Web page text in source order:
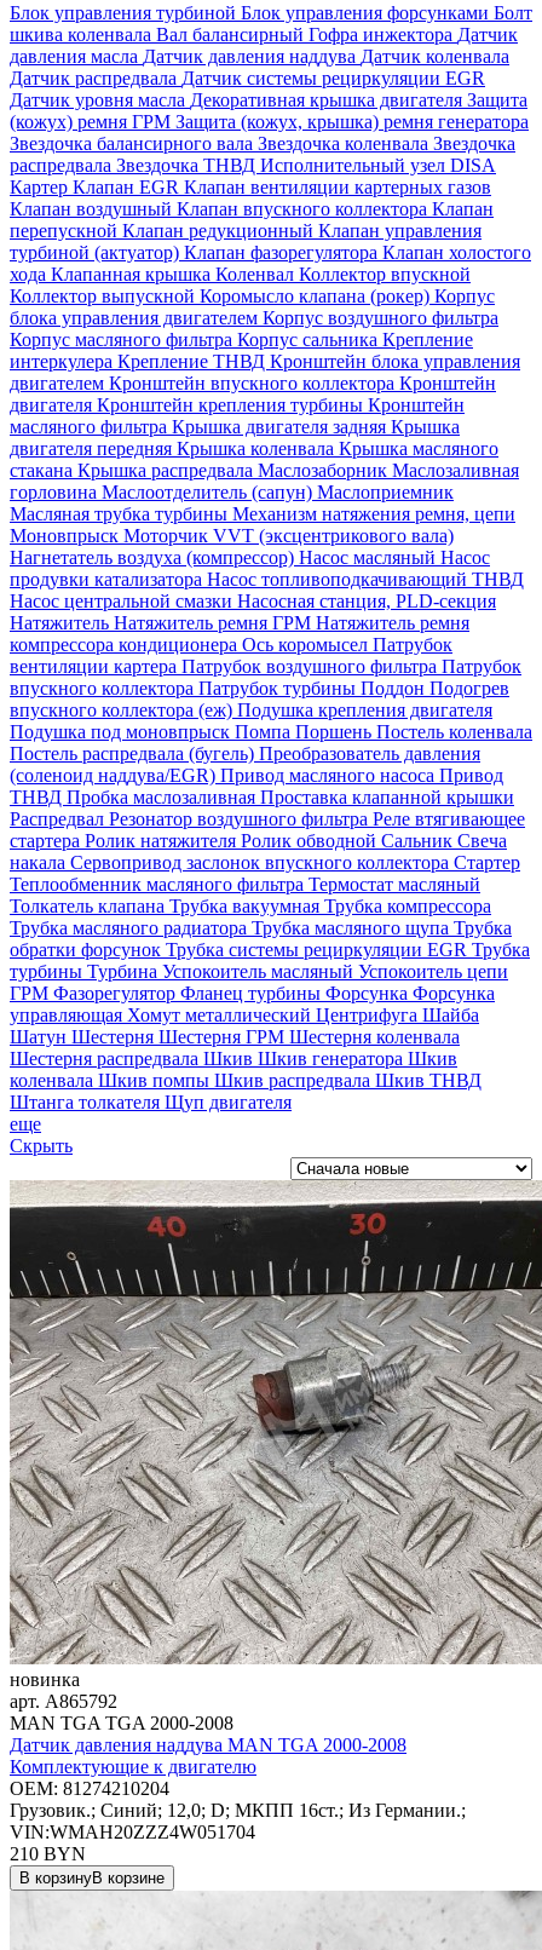
Блок управления турбиной Блок управления форсунками Болт
шкива коленвала Вал балансирный Гофра инжектора Датчик
давления масла Датчик давления наддува Датчик коленвала
Датчик распредвала Датчик системы рециркуляции EGR
Датчик уровня масла Декоративная крышка двигателя Защита
(кожух) ремня ГРМ Защита (кожух, крышка) ремня генератора
Звездочка балансирного вала Звездочка коленвала Звездочка
распредвала Звездочка ТНВД Исполнительный узел DISA
Картер Клапан EGR Клапан вентиляции картерных газов
Клапан воздушный Клапан впускного коллектора Клапан
перепускной Клапан редукционный Клапан управления
турбиной (актуатор) Клапан фазорегулятора Клапан холостого
хода Клапанная крышка Коленвал Коллектор впускной
Коллектор выпускной Коромысло клапана (рокер) Корпус
блока управления двигателем Корпус воздушного фильтра
Корпус масляного фильтра Корпус сальника Крепление
интеркулера Крепление ТНВД Кронштейн блока управления
двигателем Кронштейн впускного коллектора Кронштейн
двигателя Кронштейн крепления турбины Кронштейн
масляного фильтра Крышка двигателя задняя Крышка
двигателя передняя Крышка коленвала Крышка масляного
стакана Крышка распредвала Маслозаборник Маслозаливная
горловина Маслоотделитель (сапун) Маслоприемник
Масляная трубка турбины Механизм натяжения ремня, цепи
Моновпрыск Моторчик VVT (эксцентрикового вала)
Нагнетатель воздуха (компрессор) Насос масляный Насос
продувки катализатора Насос топливоподкачивающий ТНВД
Насос центральной смазки Насосная станция, PLD-секция
Натяжитель Натяжитель ремня ГРМ Натяжитель ремня
компрессора кондиционера Ось коромысел Патрубок
вентиляции картера Патрубок воздушного фильтра Патрубок
впускного коллектора Патрубок турбины Поддон Подогрев
впускного коллектора (еж) Подушка крепления двигателя
Подушка под моновпрыск Помпа Поршень Постель коленвала
Постель распредвала (бугель) Преобразователь давления
(соленоид наддува/EGR) Привод масляного насоса Привод
ТНВД Пробка маслозаливная Проставка клапанной крышки
Распредвал Резонатор воздушного фильтра Реле втягивающее
стартера Ролик натяжителя Ролик обводной Сальник Свеча
накала Сервопривод заслонок впускного коллектора Стартер
Теплообменник масляного фильтра Термостат масляный
Толкатель клапана Трубка вакуумная Трубка компрессора
Трубка масляного радиатора Трубка масляного щупа Трубка
обратки форсунок Трубка системы рециркуляции EGR Трубка
турбины Турбина Успокоитель масляный Успокоитель цепи
ГРМ Фазорегулятор Фланец турбины Форсунка Форсунка
управляющая Хомут металлический Центрифуга Шайба
Шатун Шестерня Шестерня ГРМ Шестерня коленвала
Шестерня распредвала Шкив Шкив генератора Шкив
коленвала Шкив помпы Шкив распредвала Шкив ТНВД
Штанга толкателя Щуп двигателя
еще
Скрыть
новинка
арт. A865792
MAN TGA TGA 2000-2008
Датчик давления наддува MAN TGA 2000-2008
Комплектующие к двигателю
OEM: 81274210204
Грузовик.; Синий; 12,0; D; МКПП 16ст.; Из Германии.;
VIN:WMAH20ZZZ4W051704
210 BYN
В корзинуВ корзине